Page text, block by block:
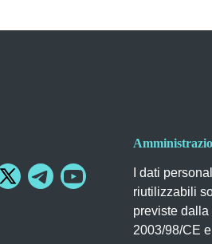
I dati
riutilizzabili
previste
2003/98/CE